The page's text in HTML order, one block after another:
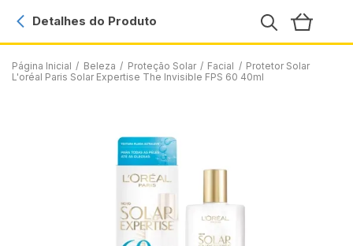
Página Inicial / Beleza / Proteção Solar / Facial / Protetor Solar
L'oréal Paris Solar Expertise The Invisible FPS 60 40ml
Detalhes do Produto